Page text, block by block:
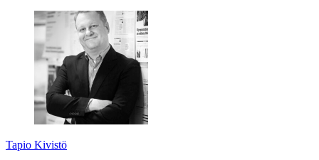
Tapio Kivistö